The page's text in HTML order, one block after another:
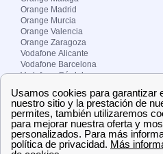
Orange Madrid
Orange Murcia
Orange Valencia
Orange Zaragoza
Vodafone Alicante
Vodafone Barcelona
Vodafone Córdoba
Vodafone Madrid
Vodafone Murcia
Vodafone Valencia
Sobre Zona-internet.com